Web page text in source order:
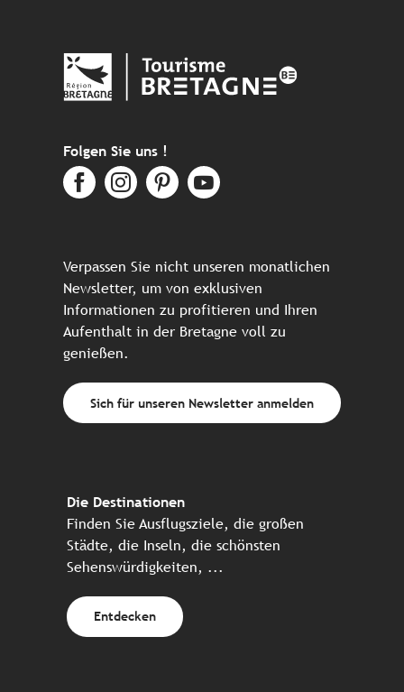
Folgen Sie uns !
Verpassen Sie nicht unseren monatlichen
Newsletter, um von exklusiven
Informationen zu profitieren und Ihren
Aufenthalt in der Bretagne voll zu
genießen.
Sich für unseren Newsletter anmelden
Die Destinationen
Finden Sie Ausflugsziele, die großen
Städte, die Inseln, die schönsten
Sehenswürdigkeiten, ...
Entdecken